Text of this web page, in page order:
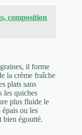
composition
il forme
la crème fraîche
plats sans
les quiches
plus fluide le
ou les
bien égoutté.